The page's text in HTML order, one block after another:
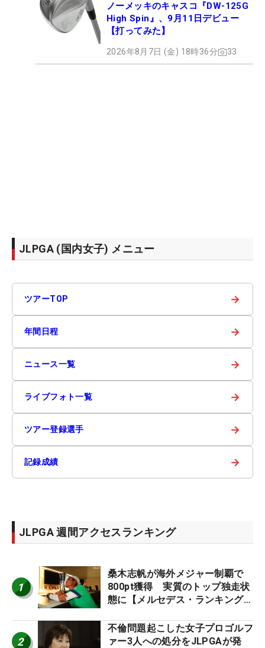
ノーメッキのキャスコ『DW-125G
High Spin』、9月11日デビュー
【打ってみた】
2026年8月7日 (金) 18時36分 33
JLPGA (国内女子) メニュー
ツアーTOP →
年間日程 →
ニュース一覧 →
ライブフォト一覧 →
ツアー登録選手 →
記録成績 →
JLPGA 週間アクセスランキング
1
桑木志帆が海外メジャー制覇で
800pt獲得 実質のトップ独走状
態に【メルセデス・ランキング番
2
不倫問題起こした女子プロゴルフ
ァー3人への処分をJLPGAが発